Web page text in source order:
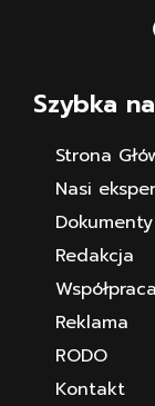
Szybka
Strona
Nasi
Dokumenty
Redakcja
Współpraca
Reklama
RODO
Kontakt